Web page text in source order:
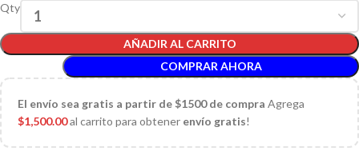
Qty
AÑADIR AL CARRITO
COMPRAR AHORA
El envío sea gratis a partir de $1500 de compra Agrega
$1,500.00al carrito para obtener envío gratis!